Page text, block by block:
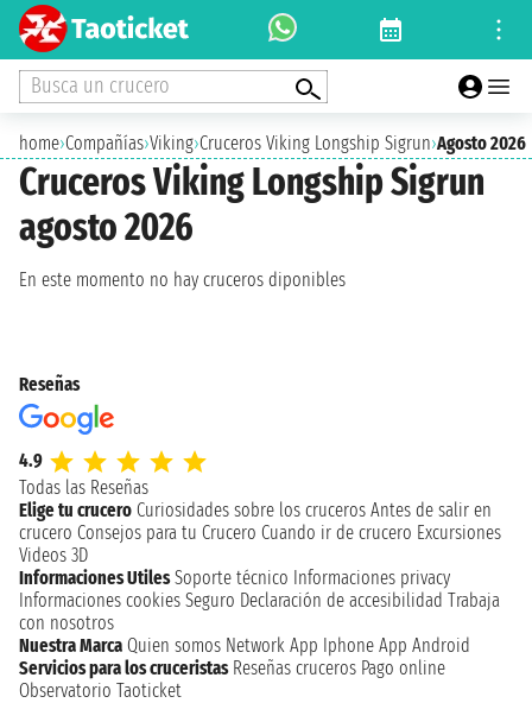
Busca un crucero
home›Compañías›Viking›Cruceros Viking Longship Sigrun›Agosto 2026
Cruceros Viking Longship Sigrun
agosto 2026
En este momento no hay cruceros diponibles
Reseñas
4.9
Todas las Reseñas
Elige tu crucero Curiosidades sobre los cruceros Antes de salir en
crucero Consejos para tu Crucero Cuando ir de crucero Excursiones
Videos 3D
Informaciones Utiles Soporte técnico Informaciones privacy
Informaciones cookies Seguro Declaración de accesibilidad Trabaja
con nosotros
Nuestra Marca Quien somos Network App Iphone App Android
Servicios para los cruceristas Reseñas cruceros Pago online
Observatorio Taoticket